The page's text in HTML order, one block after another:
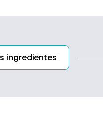
ingredientes